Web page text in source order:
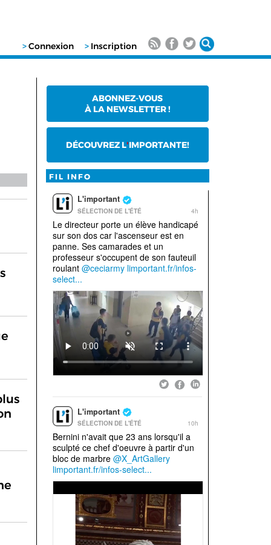
>Connexion > Inscription
ABONNEZ-VOUS
À LA NEWSLETTER !
DÉCOUVREZ L'IMPORTANTE!
FIL INFO